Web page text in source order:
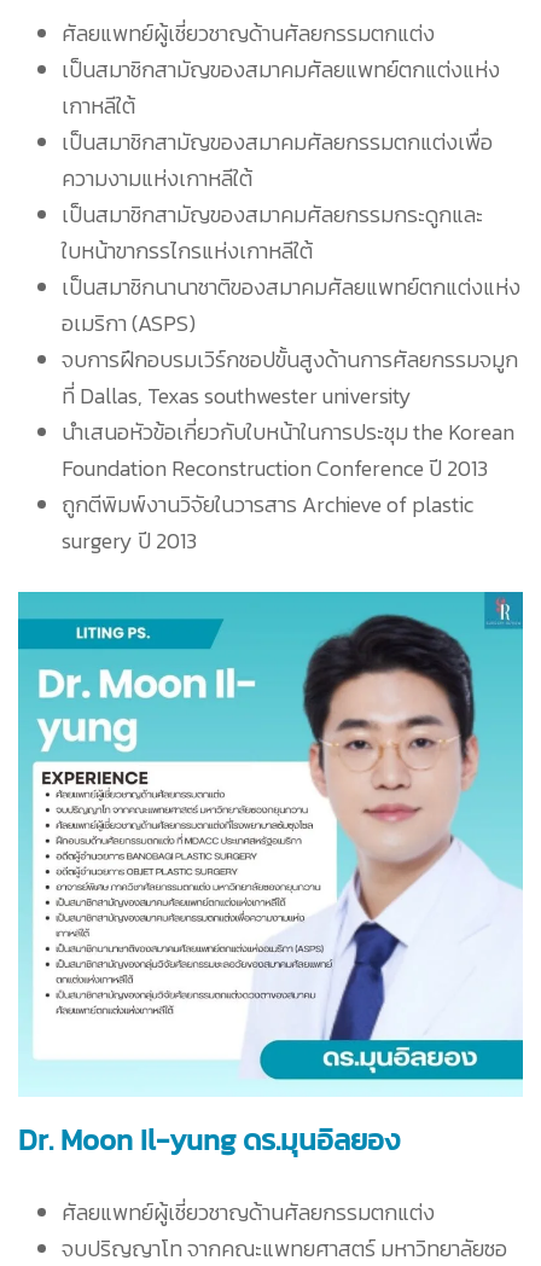
ศัลยแพทย์ผู้เชี่ยวชาญด้านศัลยกรรมตกแต่ง
เป็นสมาชิกสามัญของสมาคมศัลยแพทย์ตกแต่งแห่ง
เกาหลีใต้
เป็นสมาชิกสามัญของสมาคมศัลยกรรมตกแต่งเพื่อ
ความงามแห่งเกาหลีใต้
เป็นสมาชิกสามัญของสมาคมศัลยกรรมกระดูกและ
ใบหน้าขากรรไกรแห่งเกาหลีใต้
เป็นสมาชิกนานาชาติของสมาคมศัลยแพทย์ตกแต่งแห่ง
อเมริกา (ASPS)
จบการฝึกอบรมเวิร์กชอปขั้นสูงด้านการศัลยกรรมจมูก
ที่ Dallas, Texas southwester university
นำเสนอหัวข้อเกี่ยวกับใบหน้าในการประชุม the Korean
Foundation Reconstruction Conference ปี 2013
ถูกตีพิมพ์งานวิจัยในวารสาร Archieve of plastic
surgery ปี 2013
Dr. Moon Il-yung ดร.มุนอิลยอง
ศัลยแพทย์ผู้เชี่ยวชาญด้านศัลยกรรมตกแต่ง
จบปริญญาโท จากคณะแพทยศาสตร์ มหาวิทยาลัยซอ